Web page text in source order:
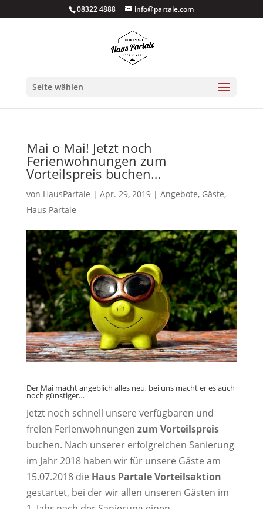
08322 4888 info@partale.com
Seite wählen
Mai o Mai! Jetzt noch
Ferienwohnungen zum
Vorteilspreis buchen…
von HausPartale | Apr. 29, 2019| Angebote, Gäste,
Haus Partale
Der Mai macht angeblich alles neu, bei uns macht er es auch
noch günstiger…
Jetzt noch schnell unsere verfügbaren und
freien Ferienwohnungen zum Vorteilspreis
buchen. Nach unserer erfolgreichen Sanierung
im Jahr 2018 haben wir für unsere Gäste am
15.07.2018 die Haus Partale Vorteilsaktion
gestartet, bei der wir allen unseren Gästen im